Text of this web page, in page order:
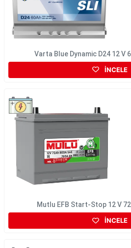
Varta Blue Dynamic D24 12 V
İNCELE
Mutlu EFB Start-Stop 12 V 72
İNCELE